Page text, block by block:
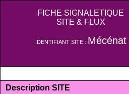
FICHE SIGNALETIQUE
SITE & FLUX
IDENTIFIANT SITE : Mécénat
Description SITE